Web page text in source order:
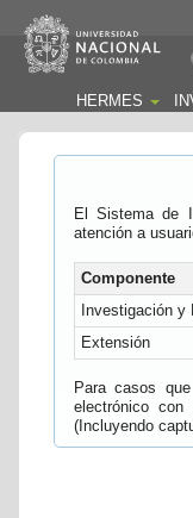
HERMES
El Sistema de
atención a
Componente
Investigación y
Extensión
Para casos
electrónico
(Incluyendo